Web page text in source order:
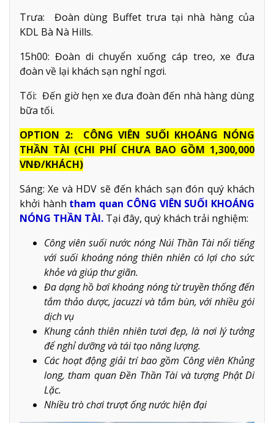
Trưa: Đoàn dùng Buffet trưa tại nhà hàng của
KDL Bà Nà Hills.
15h00: Đoàn di chuyển xuống cáp treo, xe đưa
đoàn về lại khách sạn nghỉ ngơi.
Tối: Đến giờ hẹn xe đưa đoàn đến nhà hàng dùng
bữa tối.
OPTION 2: CÔNG VIÊN SUỐI KHOÁNG NÓNG
THẦN TÀI (CHI PHÍ CHƯA BAO GỒM 1,300,000
VNĐ/KHÁCH)
Sáng: Xe và HDV sẽ đến khách sạn đón quý khách
khởi hành tham quan CÔNG VIÊN SUỐI KHOÁNG
NÓNG THẦN TÀI. Tại đây, quý khách trải nghiệm:
Công viên suối nước nóng Núi Thần Tài nổi tiếng
với suối khoáng nóng thiên nhiên có lợi cho sức
khỏe và giúp thư giãn.
Đa dạng hồ bơi khoáng nóng từ truyền thống đến
tắm thảo dược, jacuzzi và tắm bùn, với nhiều gói
dịch vụ
Khung cảnh thiên nhiên tươi đẹp, là nơi lý tưởng
để nghỉ dưỡng và tái tạo năng lượng.
Các hoạt động giải trí bao gồm Công viên Khủng
long, tham quan Đền Thần Tài và tượng Phật Di
Lặc.
Nhiều trò chơi trượt ống nước hiện đại